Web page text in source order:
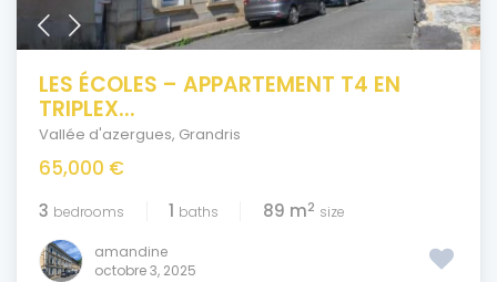
LES ÉCOLES – APPARTEMENT T4 EN
TRIPLEX...
Vallée d'azergues, Grandris
65,000 €
3 bedrooms 1 baths 89 m2 size
amandine
octobre 3, 2025